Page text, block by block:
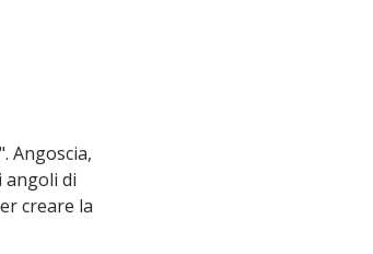
Angoscia,
angoli di
creare la